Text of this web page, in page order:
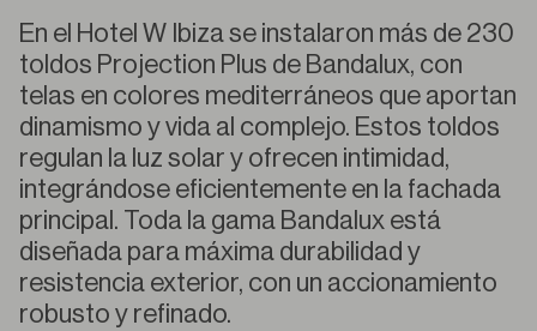
En el Hotel W Ibiza se instalaron más de 230
toldos Projection Plus de Bandalux, con
telas en colores mediterráneos que aportan
dinamismo y vida al complejo. Estos toldos
regulan la luz solar y ofrecen intimidad,
integrándose eficientemente en la fachada
principal. Toda la gama Bandalux está
diseñada para máxima durabilidad y
resistencia exterior, con un accionamiento
robusto y refinado.